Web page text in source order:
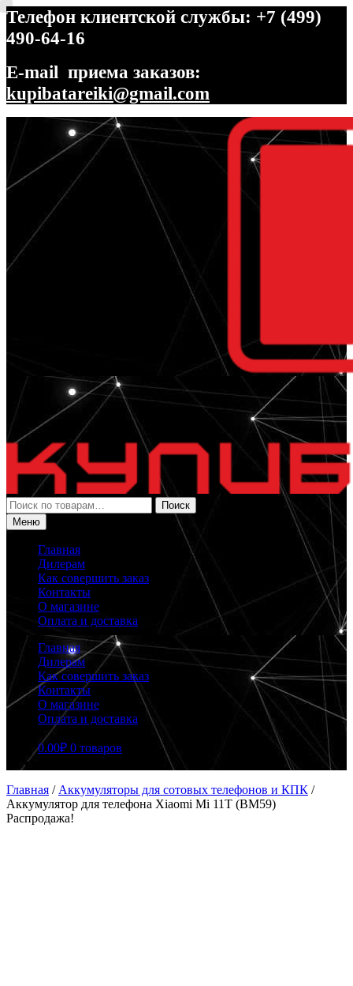
Телефон клиентской службы: +7 (499)
490-64-16
E-mail приема заказов:
kupibatareiki@gmail.com
Перейти
навигации
Перейти
содержимому
Искать:
Поиск
Меню
Главная
Дилерам
Как совершить заказ
Контакты
О магазине
Оплата и доставка
Главная
Дилерам
Как совершить заказ
Контакты
О магазине
Оплата и доставка
0.00₽ 0 товаров
Главная / Аккумуляторы для сотовых телефонов и КПК /
Аккумулятор для телефона Xiaomi Mi 11T (BM59)
Распродажа!